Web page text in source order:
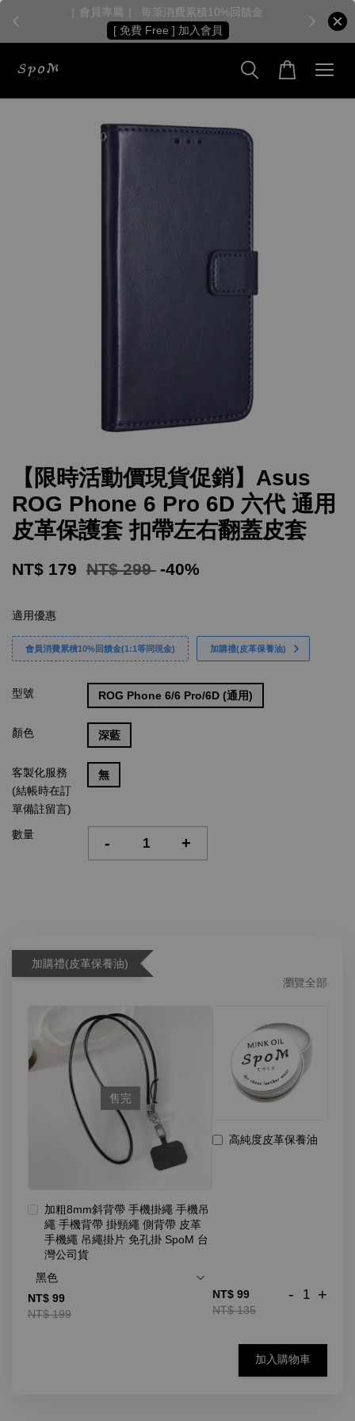
［ 會員專屬 ］ 每筆消費累積10%回饋金
[ 免費 Free ] 加入會員
【限時活動價現貨促銷】Asus
ROG Phone 6 Pro 6D 六代 通用
皮革保護套 扣帶左右翻蓋皮套
NT$ 179 NT$ 299 -40%
適用優惠
會員消費累積10%回饋金(1:1等同現金) 加購禮(皮革保養油)
型號 ROG Phone 6/6 Pro/6D (通用)
顏色 深藍
客製化服務
(結帳時在訂
單備註留言)
無
數量 - +
加購禮(皮革保養油)
瀏覽全部
售完
加粗8mm斜背帶 手機掛繩 手機吊
繩 手機背帶 掛頸繩 側背帶 皮革
手機繩 吊繩掛片 免孔掛 SpoM 台
灣公司貨
NT$ 99
NT$ 199
高純度皮革保養油
NT$ 99
NT$ 135
- +
加入購物車